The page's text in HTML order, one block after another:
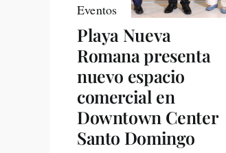
Eventos
Playa Nueva
Romana presenta
nuevo espacio
comercial en
Downtown Center
Santo Domingo